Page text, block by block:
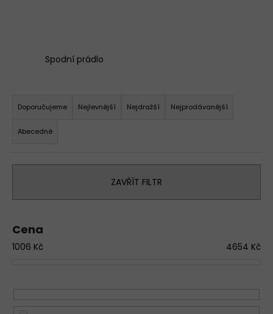
Spodní prádlo
a
r
d
u
Doporučujeme Nejlevnější Nejdražší Nejprodávanější
Abecedně
ZAVŘÍT FILTR
Cena
1006 Kč 4654 Kč